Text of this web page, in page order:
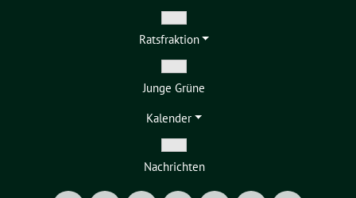
Zeige
Untermenü
Ratsfraktion
Zeige
Untermenü
Junge Grüne
Kalender
Zeige
Untermenü
Nachrichten